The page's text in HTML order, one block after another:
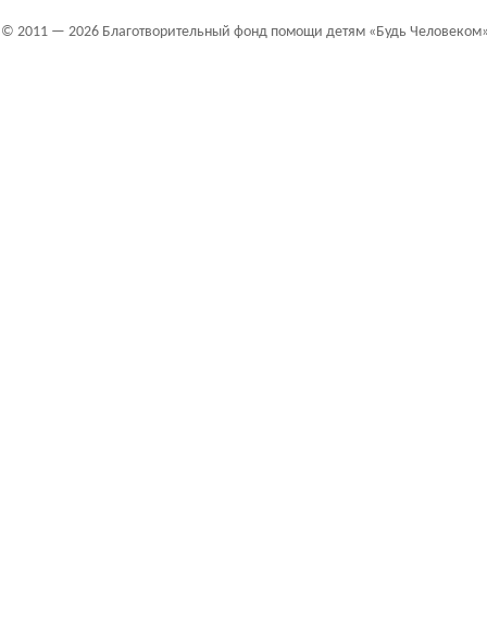
© 2011 — 2026 Благотворительный фонд помощи детям «Будь